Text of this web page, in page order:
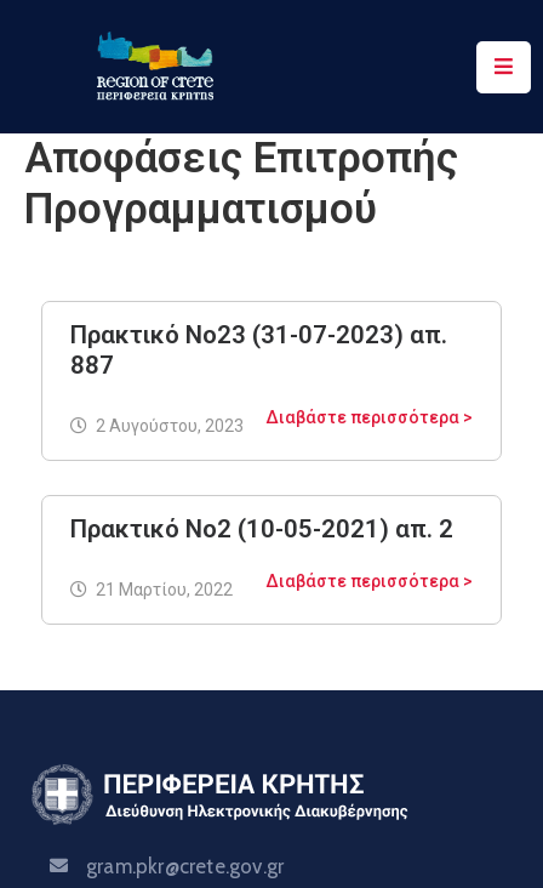
Περιφέρεια
Ενημέρωση
Έργα
Ψηφιακές
Υπηρεσίες
Επικοινωνία
Αποφάσεις Επιτροπής
Προγραμματισμού
Πρακτικό Νο23 (31-07-2023) απ.
887
Διαβάστε περισσότερα >
2 Αυγούστου, 2023
Πρακτικό Νο2 (10-05-2021) απ. 2
Διαβάστε περισσότερα >
21 Μαρτίου, 2022
gram.pkr@crete.gov.gr